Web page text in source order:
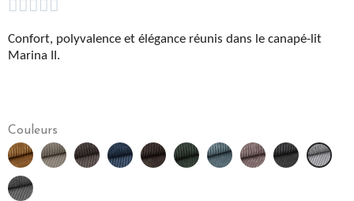

Confort, polyvalence et élégance réunis dans le canapé-lit
Marina II.
Couleurs